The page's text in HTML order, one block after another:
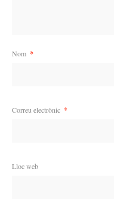
Nom *
Correu electrònic *
Lloc web